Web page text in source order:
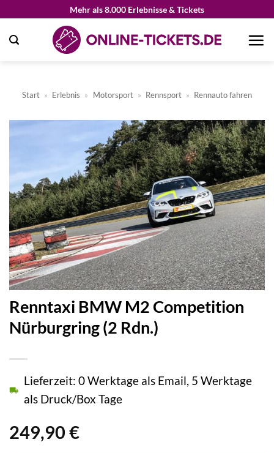
springen
Mehr als 8.000 Erlebnisse & Tickets
Start » Erlebnis » Motorsport » Rennsport » Rennauto fahren
Renntaxi BMW M2 Competition
Nürburgring (2 Rdn.)
249,90 €
Lieferzeit: 0 Werktage als Email, 5 Werktage
als Druck/Box Tage